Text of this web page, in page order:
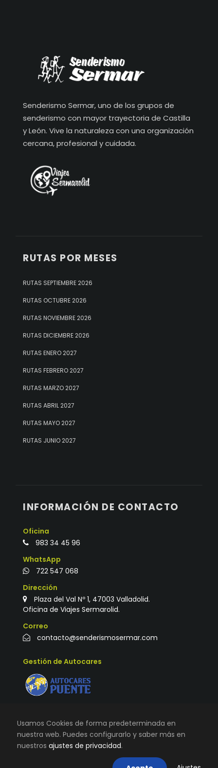
8 senderistas están viendo esta
Senderismo Sermar, uno de los grupos de
senderismo con mayor trayectoria de Castilla
y León. Vive la naturaleza con una organización
cercana, profesional y cuidada.
RUTAS POR MESES
RUTAS SEPTIEMBRE 2026
RUTAS OCTUBRE 2026
RUTAS NOVIEMBRE 2026
RUTAS DICIEMBRE 2026
RUTAS ENERO 2027
RUTAS FEBRERO 2027
RUTAS MARZO 2027
RUTAS ABRIL 2027
RUTAS MAYO 2027
RUTAS JUNIO 2027
INFORMACIÓN DE CONTACTO
Oficina
983 34 45 96
WhatsApp
722 547 068
Dirección
Plaza del Val Nº 1, 47003 Valladolid.
Oficina de Viajes Sermarolid.
Correo
contacto@senderismosermar.com
Gestión de Autocares
AVISO LEGAL, TÉRMINOS Y CONDICIONES DE
Usamos Cookies de forma predeterminada en
nuestra web. Puedes configurarlo y saber más en
nuestros ajustes de privacidad.